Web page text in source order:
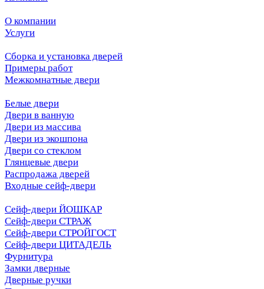
О компании
Услуги
Сборка и установка дверей
Примеры работ
Межкомнатные двери
Белые двери
Двери в ванную
Двери из массива
Двери из экошпона
Двери со стеклом
Глянцевые двери
Распродажа дверей
Входные сейф-двери
Сейф-двери ЙОШКАР
Сейф-двери СТРАЖ
Сейф-двери СТРОЙГОСТ
Сейф-двери ЦИТАДЕЛЬ
Фурнитура
Замки дверные
Дверные ручки